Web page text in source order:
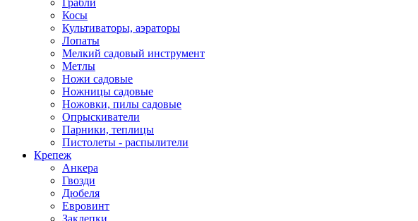
Грабли
Косы
Культиваторы, аэраторы
Лопаты
Мелкий садовый инструмент
Метлы
Ножи садовые
Ножницы садовые
Ножовки, пилы садовые
Опрыскиватели
Парники, теплицы
Пистолеты - распылители
Крепеж
Анкера
Гвозди
Дюбеля
Евровинт
Заклепки